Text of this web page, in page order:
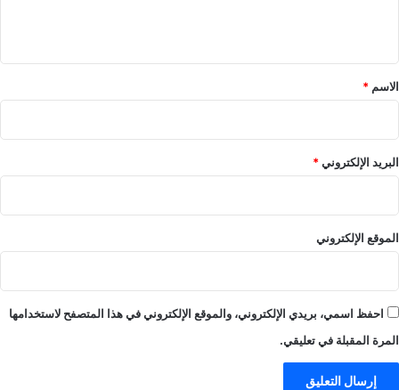
*
الاسم *
البريد الإلكتروني*
الموقع الإلكتروني
احفظ اسمي، بريدي الإلكتروني، والموقع الإلكتروني في هذا المتصفح لاستخدامها
المرة المقبلة في تعليقي.